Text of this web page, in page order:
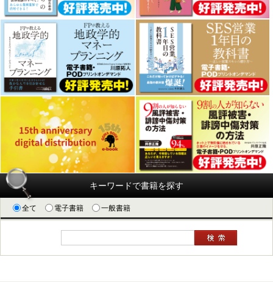
キーワードで書籍を探す
全て 電子書籍 一般書籍